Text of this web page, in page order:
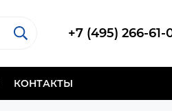
+7 (495) 266-61-
КОНТАКТЫ